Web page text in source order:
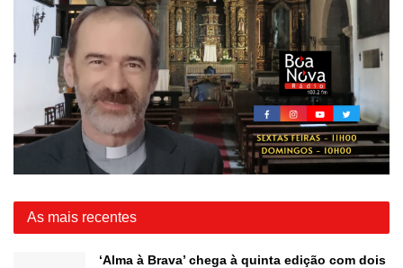
As mais recentes
‘Alma à Brava’ chega à quinta edição com dois